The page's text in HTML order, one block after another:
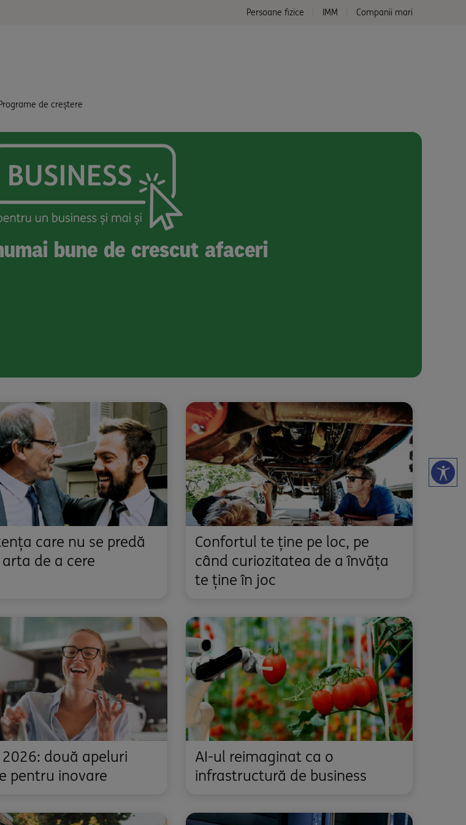
Persoane fizice IMM Companii mari
de creștere
bune de crescut afaceri
care nu se predă
arta de a cere
Confortul te ține pe loc, pe
când curiozitatea de a învăța
te ține în joc
2026: două apeluri
pentru inovare
AI-ul reimaginat ca o
infrastructură de business